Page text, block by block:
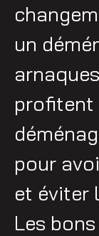
un
profitent
pour
et éviter
Les